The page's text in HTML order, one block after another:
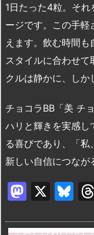
1日たった4粒。そ
ージです。この手軽
えます。飲む時間
スタイルに合わせて
クルは静かに、しか
チョコラBB「美 チ
ハリと輝きを実感し
る喜びであり、「私
新しい自信につなが
M
st
X
Bl
e